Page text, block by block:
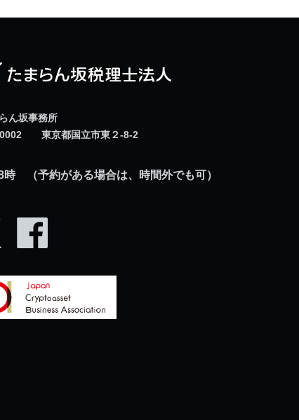
ん坂事務所
東京都国立市東２-8-2
時 （予約がある場合は、時間外でも可）